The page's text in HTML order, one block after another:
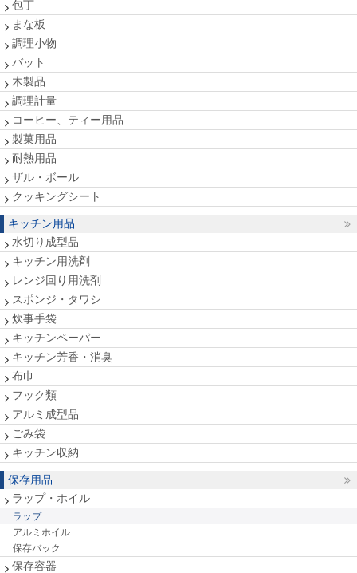
包丁
まな板
調理小物
バット
木製品
調理計量
コーヒー、ティー用品
製菓用品
耐熱用品
ザル・ボール
クッキングシート
キッチン用品
水切り成型品
キッチン用洗剤
レンジ回り用洗剤
スポンジ・タワシ
炊事手袋
キッチンペーパー
キッチン芳香・消臭
布巾
フック類
アルミ成型品
ごみ袋
キッチン収納
保存用品
ラップ・ホイル
ラップ
アルミホイル
保存バック
保存容器